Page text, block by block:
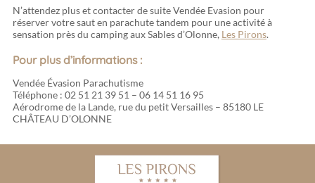
N’attendez plus et contacter de suite Vendée Evasion pour
réserver votre saut en parachute tandem pour une activité à
sensation près du camping aux Sables d’Olonne, Les Pirons.
Pour plus d’informations :
Vendée Évasion Parachutisme
Téléphone : 02 51 21 39 51 – 06 14 51 16 95
Aérodrome de la Lande, rue du petit Versailles – 85180 LE
CHÂTEAU D’OLONNE